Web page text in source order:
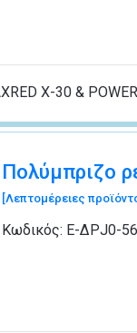
X-30 &
Πολύμπριζο
[Λεπτομέρειες
Κωδικός: Ε-ΔΡJ0-